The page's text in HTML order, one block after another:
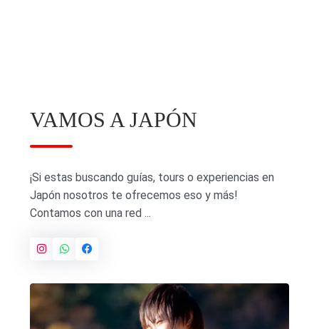
VAMOS A JAPÓN
¡Si estas buscando guías, tours o experiencias en
Japón nosotros te ofrecemos eso y más!
Contamos con una red ...